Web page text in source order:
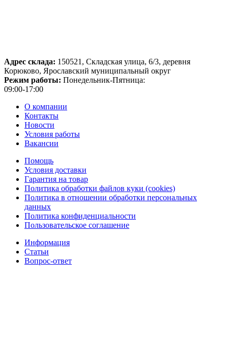
Адрес склада: 150521, Складская улица, 6/3, деревня
Корюково, Ярославский муниципальный округ
Режим работы: Понедельник-Пятница:
09:00-17:00
О компании
Контакты
Новости
Условия работы
Вакансии
Помощь
Условия доставки
Гарантия на товар
Политика обработки файлов куки (cookies)
Политика в отношении обработки персональных
данных
Политика конфиденциальности
Пользовательское соглашение
Информация
Статьи
Вопрос-ответ